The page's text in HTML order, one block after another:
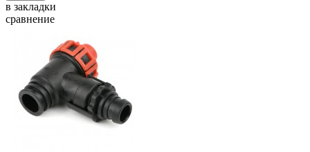
в закладки
сравнение